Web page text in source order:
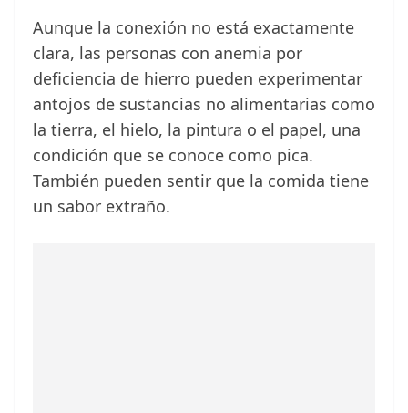
Aunque la conexión no está exactamente
clara, las personas con anemia por
deficiencia de hierro pueden experimentar
antojos de sustancias no alimentarias como
la tierra, el hielo, la pintura o el papel, una
condición que se conoce como pica.
También pueden sentir que la comida tiene
un sabor extraño.